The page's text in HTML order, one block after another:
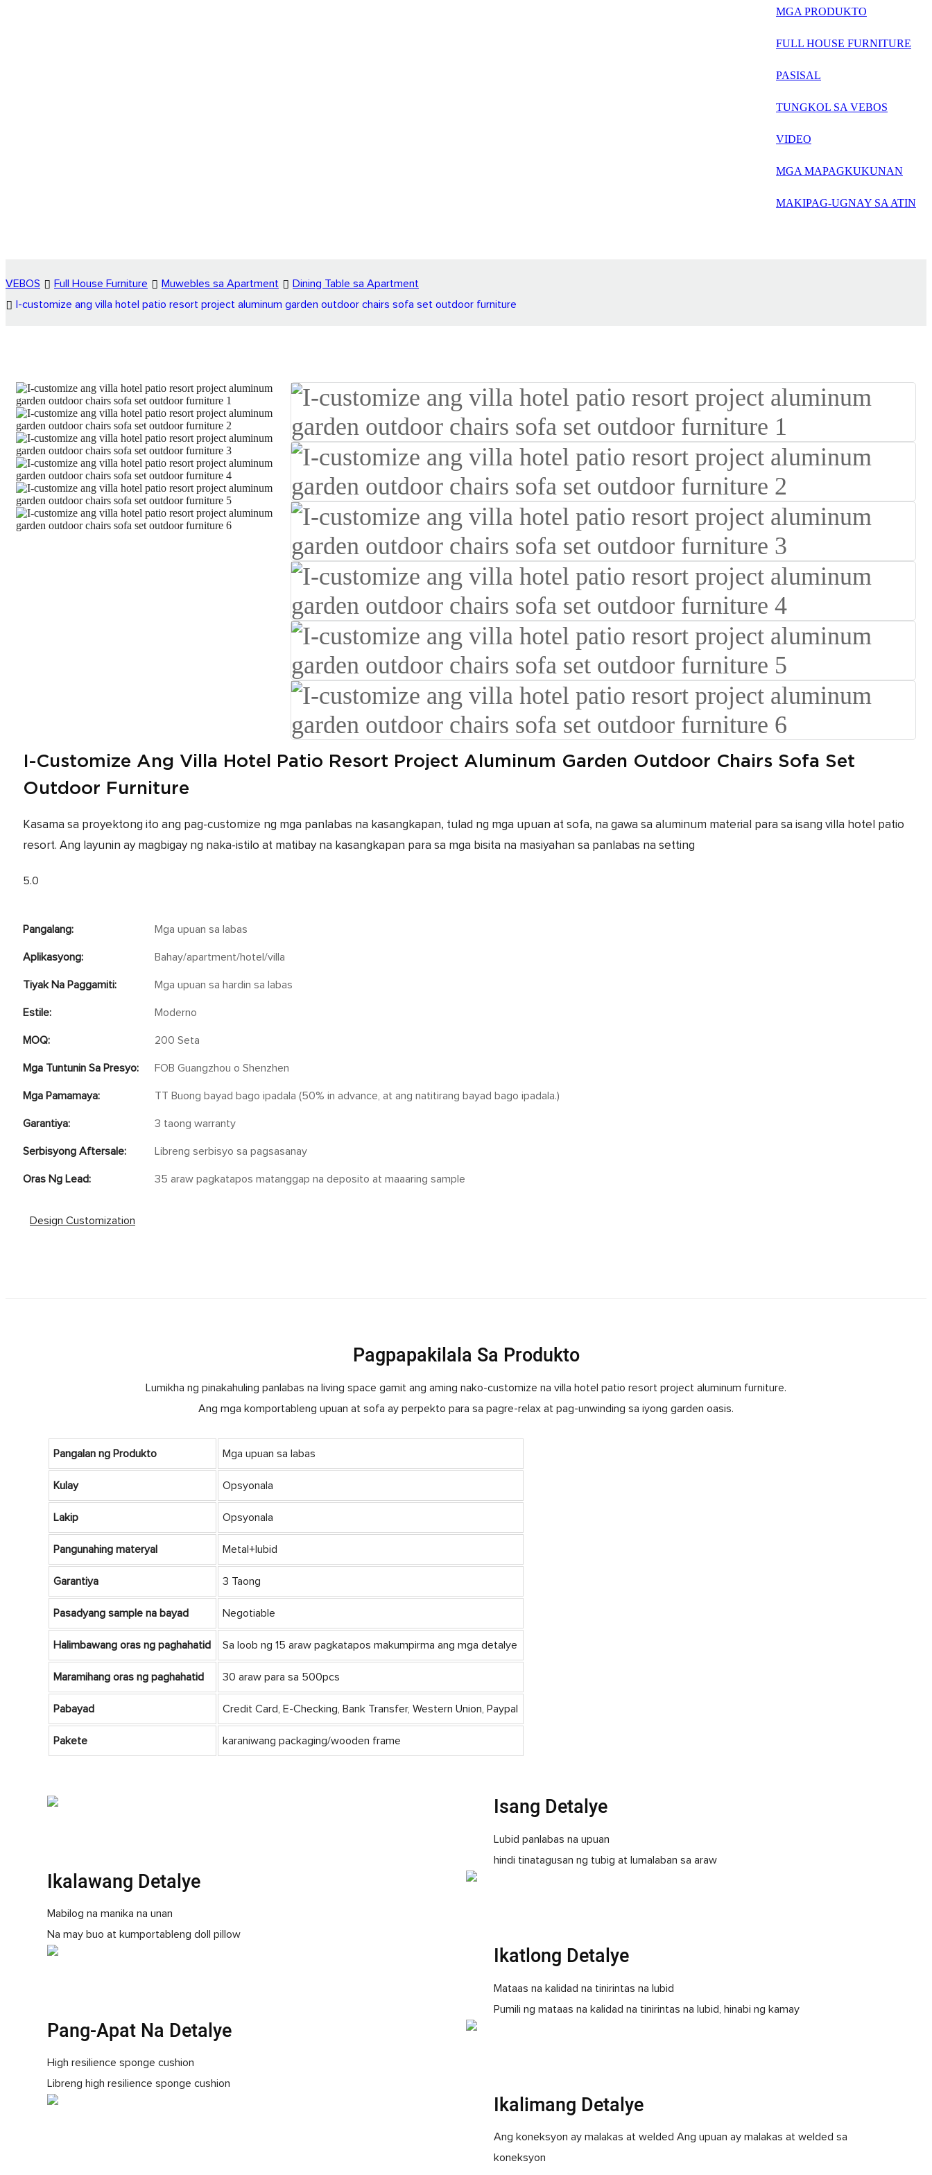
français
العربية
MGA PRODUKTO
FULL HOUSE FURNITURE
PASISAL
TUNGKOL SA VEBOS
VIDEO
MGA MAPAGKUKUNAN
MAKIPAG-UGNAY SA ATIN
VEBOS Full House Furniture Muwebles sa Apartment
Dining Table sa Apartment
I-customize ang villa hotel patio resort project aluminum garden outdoor chairs sofa set outdoor furniture
I-Customize Ang Villa Hotel Patio Resort Project Aluminum Garden Outdoor Chairs Sofa Set
Outdoor Furniture
Kasama sa proyektong ito ang pag-customize ng mga panlabas na kasangkapan, tulad ng mga upuan at sofa, na gawa sa aluminum material para sa isang villa hotel patio
resort. Ang layunin ay magbigay ng naka-istilo at matibay na kasangkapan para sa mga bisita na masiyahan sa panlabas na setting
5.0
Pangalang: Mga upuan sa labas
Aplikasyong: Bahay/apartment/hotel/villa
Tiyak Na Paggamiti: Mga upuan sa hardin sa labas
Estile: Moderno
MOQ: 200 Seta
Mga Tuntunin Sa Presyo: FOB Guangzhou o Shenzhen
Mga Pamamaya: TT Buong bayad bago ipadala (50% in advance, at ang natitirang bayad bago ipadala.)
Garantiya: 3 taong warranty
Serbisyong Aftersale: Libreng serbisyo sa pagsasanay
Oras Ng Lead: 35 araw pagkatapos matanggap na deposito at maaaring sample
Design Customization
Pagpapakilala Sa Produkto
Lumikha ng pinakahuling panlabas na living space gamit ang aming nako-customize na villa hotel patio resort project aluminum furniture.
Ang mga komportableng upuan at sofa ay perpekto para sa pagre-relax at pag-unwinding sa iyong garden oasis.
Pangalan ng Produkto Mga upuan sa labas
Kulay Opsyonala
Lakip Opsyonala
Pangunahing materyal Metal+lubid
Garantiya 3 Taong
Pasadyang sample na bayad Negotiable
Halimbawang oras ng paghahatid Sa loob ng 15 araw pagkatapos makumpirma ang mga detalye
Maramihang oras ng paghahatid 30 araw para sa 500pcs
Pabayad Credit Card, E-Checking, Bank Transfer, Western Union, Paypal
Pakete karaniwang packaging/wooden frame
Isang Detalye
Lubid panlabas na upuan
hindi tinatagusan ng tubig at lumalaban sa araw
Ikalawang Detalye
Mabilog na manika na unan
Na may buo at kumportableng doll pillow
Ikatlong Detalye
Mataas na kalidad na tinirintas na lubid
Pumili ng mataas na kalidad na tinirintas na lubid, hinabi ng kamay
Pang-Apat Na Detalye
High resilience sponge cushion
Libreng high resilience sponge cushion
Ikalimang Detalye
Ang koneksyon ay malakas at welded Ang upuan ay malakas at welded sa
koneksyon